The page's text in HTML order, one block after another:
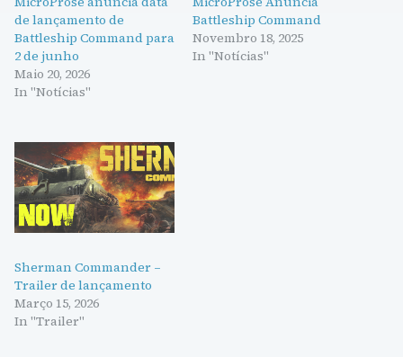
de lançamento de
Battleship Command para
2 de junho
Maio 20, 2026
In "Notícias"
Battleship Command
Novembro 18, 2025
In "Notícias"
Sherman Commander –
Trailer de lançamento
Março 15, 2026
In "Trailer"